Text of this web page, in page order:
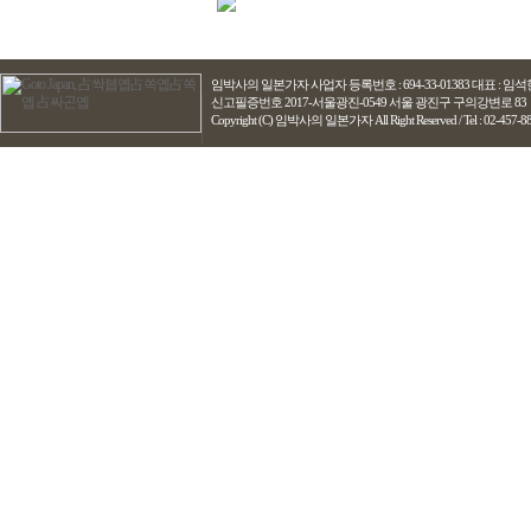
임박사의 일본가자사업자 등록번호 : 694-33-01383 대표 : 임
신고필증번호 2017-서울광진-0549 서울 광진구 구의강변로 83
Copyright (C) 임박사의 일본가자 All Right Reserved / Tel : 02-457-